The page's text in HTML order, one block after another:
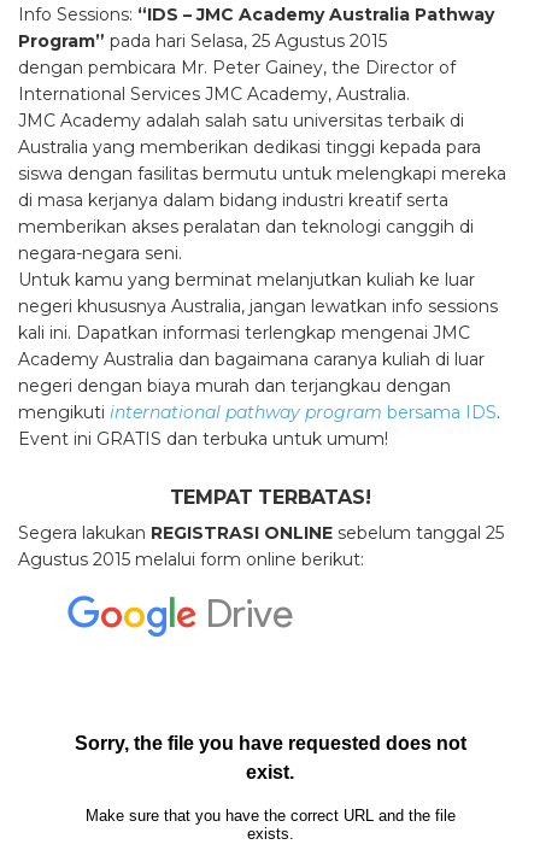
Info Sessions: “IDS – JMC Academy Australia Pathway
Program” pada hari Selasa, 25 Agustus 2015
dengan pembicara Mr. Peter Gainey, the Director of
International Services JMC Academy, Australia.
JMC Academy adalah salah satu universitas terbaik di
Australia yang memberikan dedikasi tinggi kepada para
siswa dengan fasilitas bermutu untuk melengkapi mereka
di masa kerjanya dalam bidang industri kreatif serta
memberikan akses peralatan dan teknologi canggih di
negara-negara seni.
Untuk kamu yang berminat melanjutkan kuliah ke luar
negeri khususnya Australia, jangan lewatkan info sessions
kali ini. Dapatkan informasi terlengkap mengenai JMC
Academy Australia dan bagaimana caranya kuliah di luar
negeri dengan biaya murah dan terjangkau dengan
mengikuti international pathway program bersama IDS.
Event ini GRATIS dan terbuka untuk umum!
TEMPAT TERBATAS!
Segera lakukan REGISTRASI ONLINE sebelum tanggal 25
Agustus 2015 melalui form online berikut: